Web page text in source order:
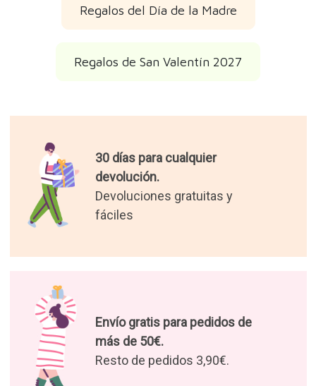
Regalos del Día de la Madre
Regalos de San Valentín 2027
30 días para cualquier
devolución.
Devoluciones gratuitas y
fáciles
Envío gratis para pedidos de
más de 50€.
Resto de pedidos 3,90€.